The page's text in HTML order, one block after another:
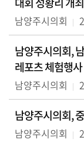
남양주시의회
남양주시의회,
레포츠 체험행
남양주시의회
남양주시의회,
남양주시의회